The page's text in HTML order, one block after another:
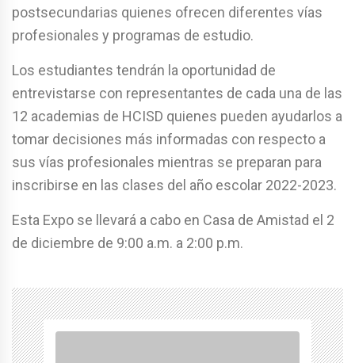
postsecundarias quienes ofrecen diferentes vías
profesionales y programas de estudio.
Los estudiantes tendrán la oportunidad de
entrevistarse con representantes de cada una de las
12 academias de HCISD quienes pueden ayudarlos a
tomar decisiones más informadas con respecto a
sus vías profesionales mientras se preparan para
inscribirse en las clases del año escolar 2022-2023.
Esta Expo se llevará a cabo en Casa de Amistad el 2
de diciembre de 9:00 a.m. a 2:00 p.m.